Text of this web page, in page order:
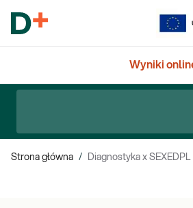
Wyniki
Strona główna / Diagnostyka x SEXEDPL